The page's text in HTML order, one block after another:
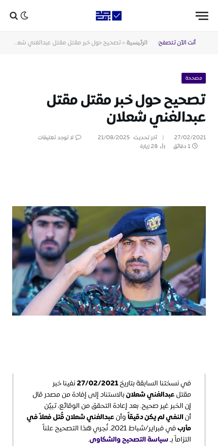
أنت الآن تتصفح: الرئيسية »تصحيح حول خبر مقتل مقتل عبدالغني شعلان
مصححة
تصحيح حول خبر مقتل مقتل
عبدالغني شعلان
27/02/2021 آخر تحديث: 21/08/2025
لا توجد تعليقات
1 دقائق
28زيارة
في نسختنا السابقة بتاريخ27/02/2021نفينا خبر
مقتلعبدالغني شعلانبالاستناد إلى إفادة من مصدر قال
إن الخبر غير صحيح. بعد إعادة التحقق من الوقائع، تبيّن
أنالنفي لم يكن دقيقاًوأنعبدالغني شعلان قُتل فعلاً في
مأرب
في فبراير/شباط 2021. نُجري هذا التصحيح علناً
التزاماً بـسياسة التصحيح والشكاوى.